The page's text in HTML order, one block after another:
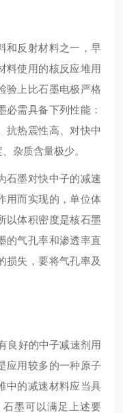
和反射材料之一，早
料使用的核反应堆用
验上比石墨电极严格
必需具备下列性能：
抗热震性高、对快中
杂质含量极少。
石墨对快中子的减速
用而实现的，单位体
以体积密度是核石墨
的气孔率和渗透率直
损失，要将气孔率及
良好的中子减速剂用
应用较多的一种原子
中的减速材料应当具
墨可以满足上述要